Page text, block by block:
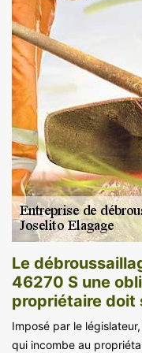
Le
46270 S une
propriétaire doit
Imposé par le
qui incombe au